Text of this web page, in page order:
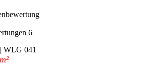
6
WLG 041